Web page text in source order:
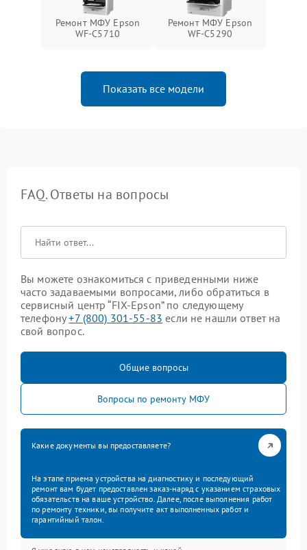
Ремонт МФУ Epson
WF-C5710
Ремонт МФУ Epson
WF-C5290
Показать все модели
FAQ. Ответы на вопросы
Вы можете ознакомиться с приведенными ниже
часто задаваемыми вопросами, либо обратиться в
сервисный центр “FIX-Epson” по следующему
телефону+7 (800) 301-55-83 если не нашли ответ на
свой вопрос.
Общие вопросы
Вопросы по ремонту МФУ
Какие документы вы предоставляете?
На этапе приема устройства на диагностику и последующий
ремонт вам будет предоставлен заказ-наряд с указанием страховых
обязательств на ваше устройство. Далее, после выполнения работ
по ремонту техники, вы получите акт выполненных работ и
гарантийный талон.